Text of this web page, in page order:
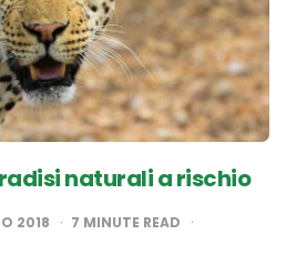
naturali a rischio
2018 7 MINUTE READ